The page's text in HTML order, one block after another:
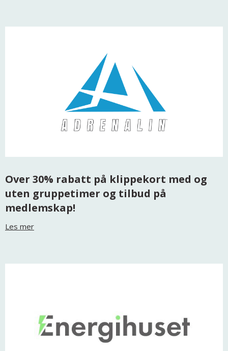
Over 30% rabatt på klippekort med og
uten gruppetimer og tilbud på
medlemskap!
Les mer